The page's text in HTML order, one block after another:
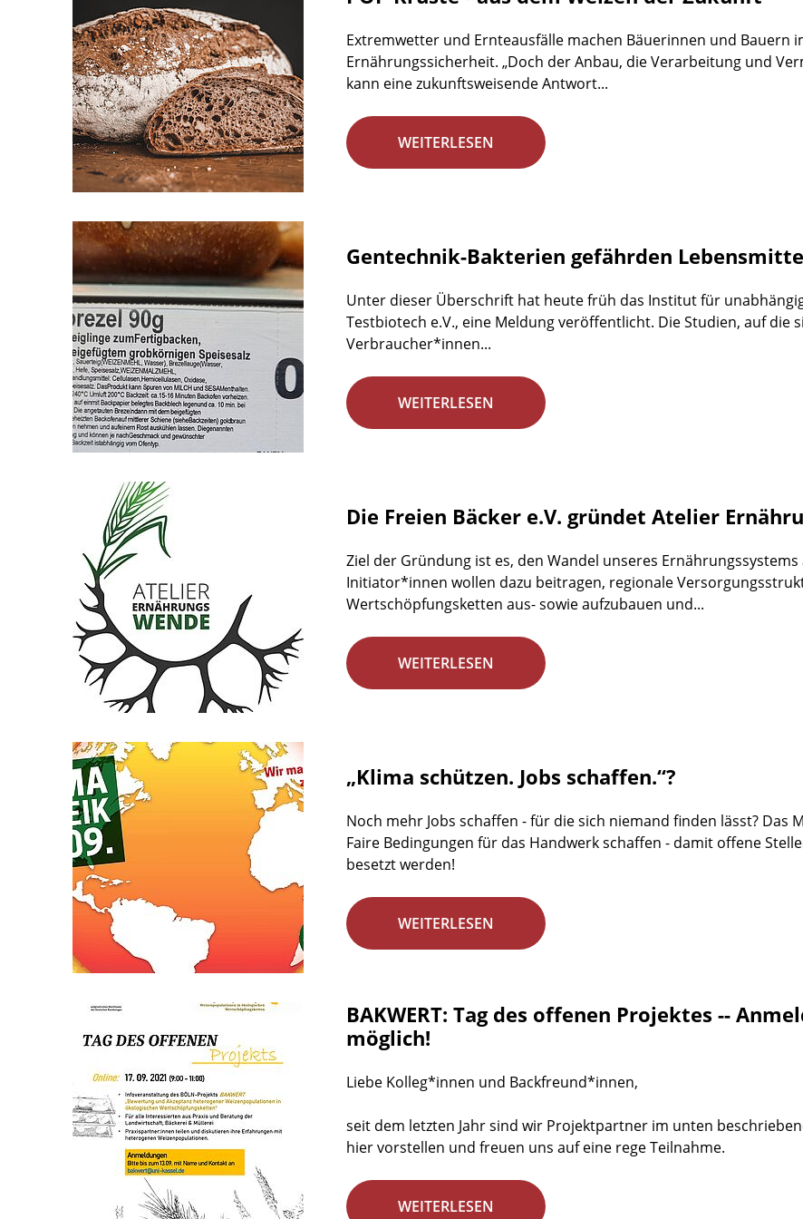
Extremwetter und Ernteausfälle machen Bäuerinnen und Bauern
Ernährungssicherheit. „Doch der Anbau, die Verarbeitung und
kann eine zukunftsweisende Antwort...
WEITERLESEN
Gentechnik-Bakterien gefährden
Unter dieser Überschrift hat heute früh das Institut für
Testbiotech e.V., eine Meldung veröffentlicht. Die Studien, auf die
Verbraucher*innen...
WEITERLESEN
Die Freien Bäcker e.V. gründet Atelier
Ziel der Gründung ist es, den Wandel unseres
Initiator*innen wollen dazu beitragen, regionale
Wertschöpfungsketten aus- sowie aufzubauen und...
WEITERLESEN
„Klima schützen. Jobs schaffen.“?
Noch mehr Jobs schaffen - für die sich niemand finden lässt?
Faire Bedingungen für das Handwerk schaffen - damit offene
besetzt werden!
WEITERLESEN
BAKWERT: Tag des offenen Projektes --
möglich!
Liebe Kolleg*innen und Backfreund*innen,
seit dem letzten Jahr sind wir Projektpartner im unten
hier vorstellen und freuen uns auf eine rege Teilnahme.
WEITERLESEN